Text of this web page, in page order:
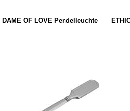
DAME OF LOVE Pendelleuchte